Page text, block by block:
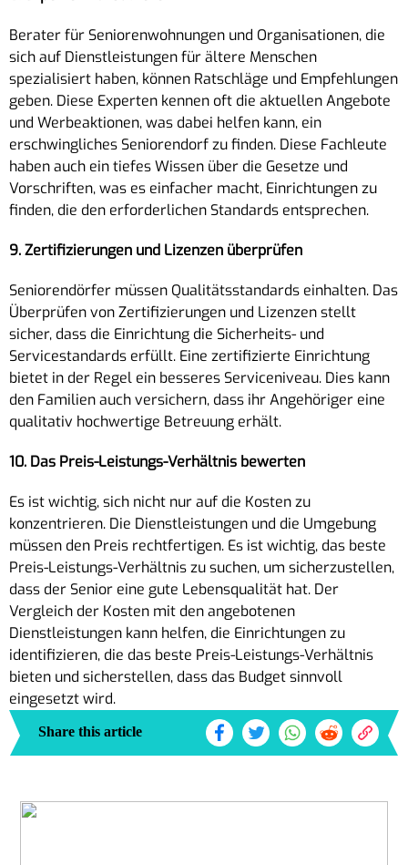
Berater für Seniorenwohnungen und Organisationen, die
sich auf Dienstleistungen für ältere Menschen
spezialisiert haben, können Ratschläge und Empfehlungen
geben. Diese Experten kennen oft die aktuellen Angebote
und Werbeaktionen, was dabei helfen kann, ein
erschwingliches Seniorendorf zu finden. Diese Fachleute
haben auch ein tiefes Wissen über die Gesetze und
Vorschriften, was es einfacher macht, Einrichtungen zu
finden, die den erforderlichen Standards entsprechen.
9. Zertifizierungen und Lizenzen überprüfen
Seniorendörfer müssen Qualitätsstandards einhalten. Das
Überprüfen von Zertifizierungen und Lizenzen stellt
sicher, dass die Einrichtung die Sicherheits- und
Servicestandards erfüllt. Eine zertifizierte Einrichtung
bietet in der Regel ein besseres Serviceniveau. Dies kann
den Familien auch versichern, dass ihr Angehöriger eine
qualitativ hochwertige Betreuung erhält.
10. Das Preis-Leistungs-Verhältnis bewerten
Es ist wichtig, sich nicht nur auf die Kosten zu
konzentrieren. Die Dienstleistungen und die Umgebung
müssen den Preis rechtfertigen. Es ist wichtig, das beste
Preis-Leistungs-Verhältnis zu suchen, um sicherzustellen,
dass der Senior eine gute Lebensqualität hat. Der
Vergleich der Kosten mit den angebotenen
Dienstleistungen kann helfen, die Einrichtungen zu
identifizieren, die das beste Preis-Leistungs-Verhältnis
bieten und sicherstellen, dass das Budget sinnvoll
eingesetzt wird.
Share this article